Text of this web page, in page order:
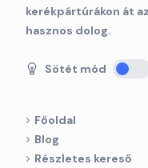
kerékpártúrákon át
hasznos dolog.
Sötét mód
Főoldal
Blog
Részletes kereső